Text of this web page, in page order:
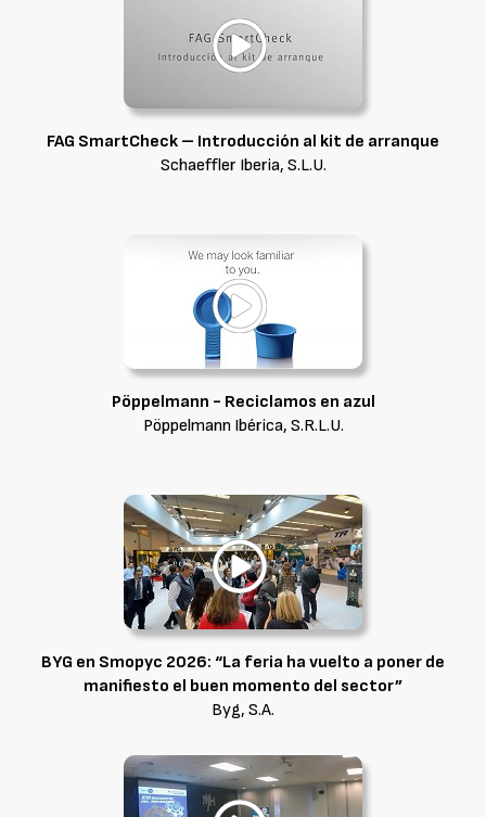
FAG SmartCheck – Introducción al kit de arranque
Schaeffler Iberia, S.L.U.
Pöppelmann - Reciclamos en azul
Pöppelmann Ibérica, S.R.L.U.
BYG en Smopyc 2026: “La feria ha vuelto a poner de
manifiesto el buen momento del sector”
Byg, S.A.